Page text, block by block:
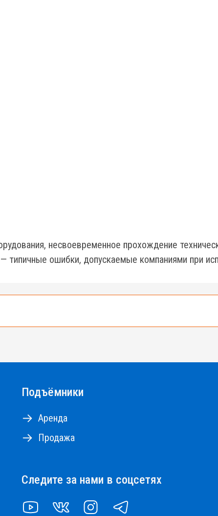
несвоевременное прохождение
ошибки, допускаемые компаниями при
ЛИСТ НА РЕМОНТНЫЕ РАБОТЫ
Подъёмники
Аренда
Продажа
Следите за нами в соцсетях
YOUTUBE VK INSTAGRAMTELEGRAM